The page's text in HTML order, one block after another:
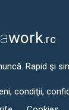
Rapid şi
condiţii,